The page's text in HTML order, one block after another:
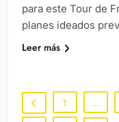
para este Tour de
planes ideados
Leer más
1 …